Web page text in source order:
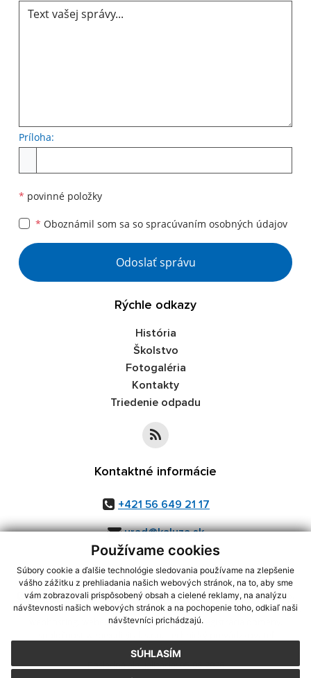
Používame cookies
Súbory cookie a ďalšie technológie sledovania používame na zlepšenie
vášho zážitku z prehliadania našich webových stránok, na to, aby sme
vám zobrazovali prispôsobený obsah a cielené reklamy, na analýzu
návštevnosti našich webových stránok a na pochopenie toho, odkiaľ naši
návštevníci prichádzajú.
SÚHLASÍM
Príloha:
* povinné položky
* Oboznámil som sa so spracúvaním osobných údajov
Google reCaptcha Response
Odoslať správu
Rýchle odkazy
História
Školstvo
Fotogaléria
Kontakty
Triedenie odpadu
Kontaktné informácie
+421 56 649 21 17
urad@kaluza.sk
využite možnosť získavania aktuálnych informácií s využitím RSS
CMS systém (redakčný) systém ECHELON 2,Mapa stránok,web portál
webex.digital, s.r.o.,domény,registrácia domény
Posledná aktualizácia:05.08.2026